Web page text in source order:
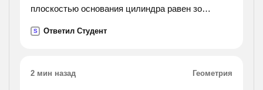
плоскостью основания цилиндра равен зо
равна 40п. найдите периметр осевого сечения
S Ответил Студент
2 мин назад Геометрия